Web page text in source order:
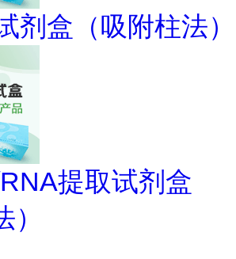
剂盒（吸附柱法）
提取试剂盒
）